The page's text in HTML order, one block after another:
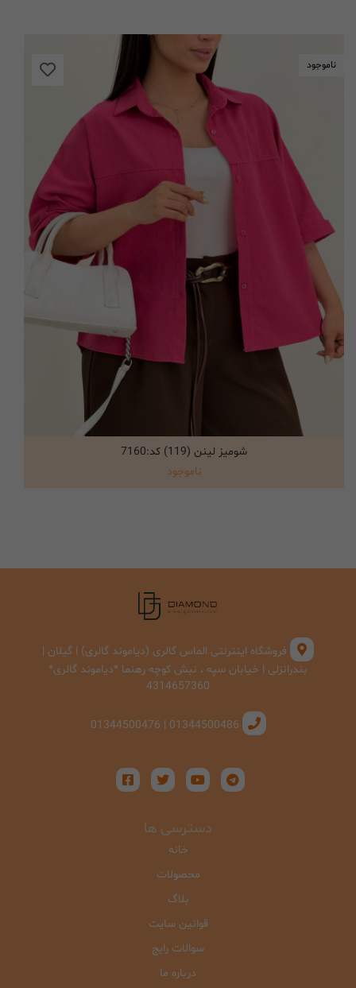
ناموجود
انتخاب گزینه ها
شومیز لینن (119) کد:7160
ناموجود
فروشگاه اینترنتی الماس گالری (دیاموند گالری) | گیلان |
بندرانزلی | خیابان سپه ، نبش کوچه رهنما *دیاموند گالری*
4314657360
01344500486 | 01344500476
دسترسی ها
خانه
محصولات
بلاگ
قوانین سایت
سوالات رایج
درباره ما